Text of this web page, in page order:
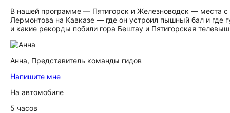
В нашей программе — Пятигорск и Железноводск — места с
Лермонтова на Кавказе — где он устроил пышный бал и где
и какие рекорды побили гора Бештау и Пятигорская
Анна, Представитель команды гидов
Напишите мне
На автомобиле
5 часов